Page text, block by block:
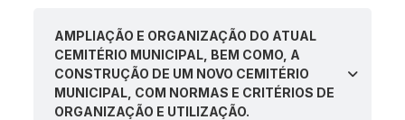
AMPLIAÇÃO E ORGANIZAÇÃO DO ATUAL
CEMITÉRIO MUNICIPAL, BEM COMO, A
CONSTRUÇÃO DE UM NOVO CEMITÉRIO
MUNICIPAL, COM NORMAS E CRITÉRIOS DE
ORGANIZAÇÃO E UTILIZAÇÃO.